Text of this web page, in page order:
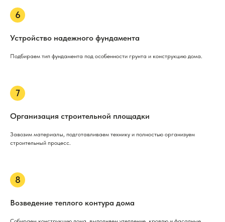
Устройство надежного фундамента
Подбираем тип фундамента под особенности грунта и конструкцию дома.
Организация строительной площадки
Завозим материалы, подготавливаем технику и полностью организуем
строительный процесс.
Возведение теплого контура дома